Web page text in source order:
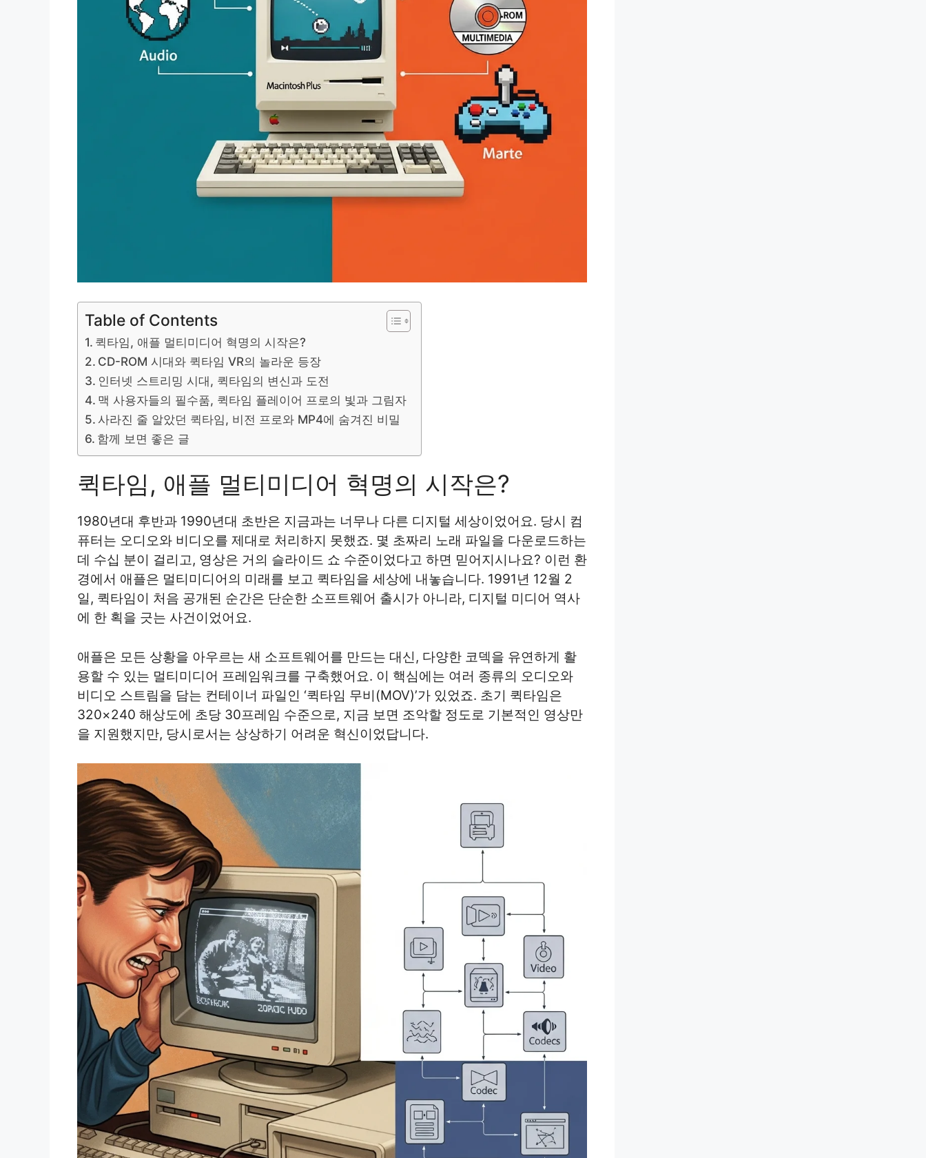
Table of Contents
퀵타임, 애플 멀티미디어 혁명의 시작은?
CD-ROM 시대와 퀵타임 VR의 놀라운 등장
인터넷 스트리밍 시대, 퀵타임의 변신과 도전
맥 사용자들의 필수품, 퀵타임 플레이어 프로의 빛과 그림자
사라진 줄 알았던 퀵타임, 비전 프로와 MP4에 숨겨진 비밀
함께 보면 좋은 글
퀵타임, 애플 멀티미디어 혁명의 시작은?
1980년대 후반과 1990년대 초반은 지금과는 너무나 다른 디지털 세상이었어요. 당시 컴
퓨터는 오디오와 비디오를 제대로 처리하지 못했죠. 몇 초짜리 노래 파일을 다운로드하는
데 수십 분이 걸리고, 영상은 거의 슬라이드 쇼 수준이었다고 하면 믿어지시나요? 이런 환
경에서 애플은 멀티미디어의 미래를 보고 퀵타임을 세상에 내놓습니다. 1991년 12월 2
일, 퀵타임이 처음 공개된 순간은 단순한 소프트웨어 출시가 아니라, 디지털 미디어 역사
에 한 획을 긋는 사건이었어요.
애플은 모든 상황을 아우르는 새 소프트웨어를 만드는 대신, 다양한 코덱을 유연하게 활
용할 수 있는 멀티미디어 프레임워크를 구축했어요. 이 핵심에는 여러 종류의 오디오와
비디오 스트림을 담는 컨테이너 파일인 ‘퀵타임 무비(MOV)’가 있었죠. 초기 퀵타임은
320×240 해상도에 초당 30프레임 수준으로, 지금 보면 조악할 정도로 기본적인 영상만
을 지원했지만, 당시로서는 상상하기 어려운 혁신이었답니다.